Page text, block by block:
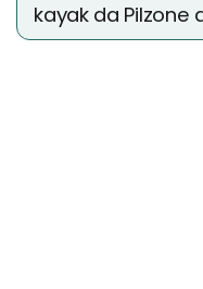
kayak da Pilzone